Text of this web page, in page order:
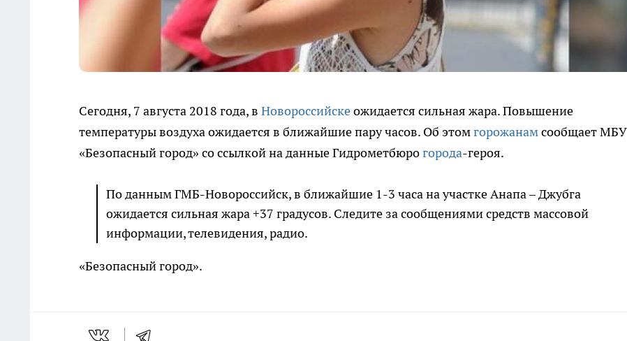
Сегодня, 7 августа 2018 года, в Новороссийскеожидается сильная жара. Повышение
температуры воздуха ожидается в ближайшие пару часов. Об этомгорожанамсообщает МБУ
«Безопасный город» со ссылкой на данные Гидрометбюрогорода-героя.
По данным ГМБ-Новороссийск, в ближайшие 1-3 часа на участке Анапа – Джубга
ожидается сильная жара +37 градусов. Следите за сообщениями средств массовой
информации, телевидения, радио.
«Безопасный город».